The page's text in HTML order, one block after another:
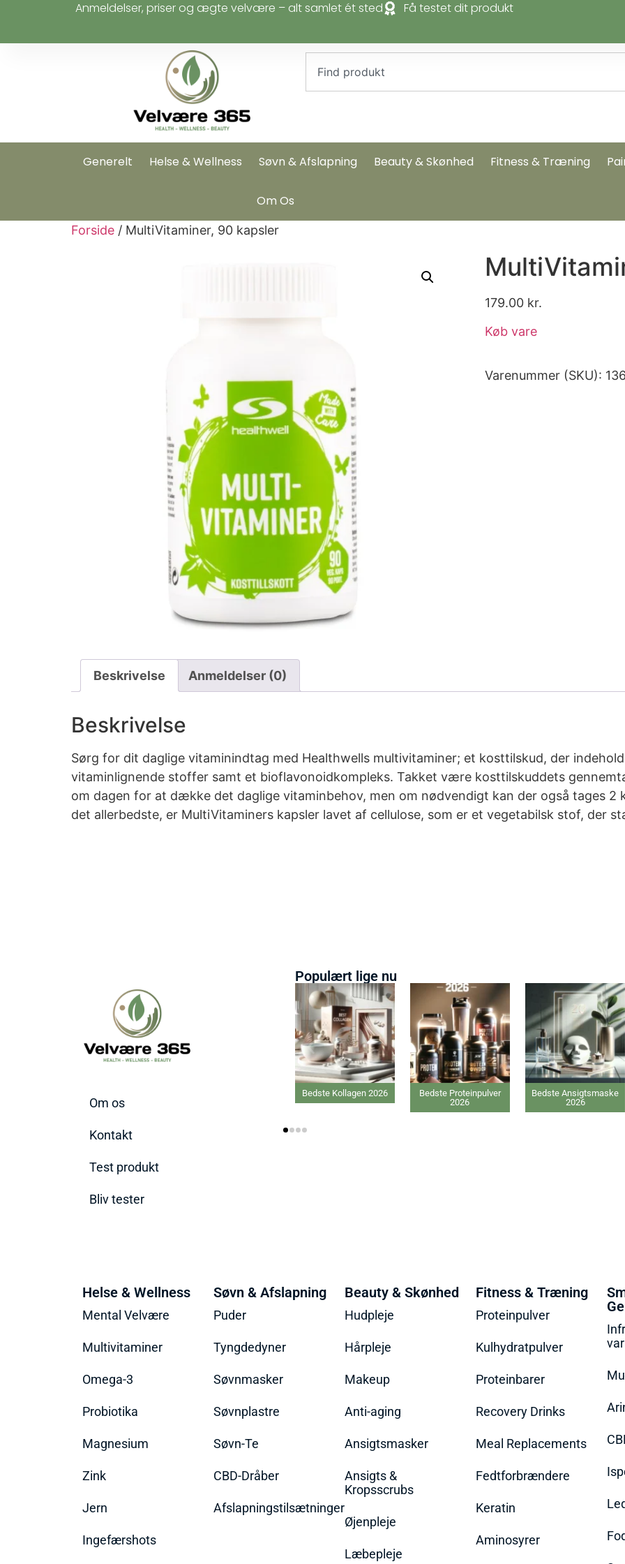
Anmeldelser, priser og ægte velvære – alt samlet ét sted Få testet dit produkt
Generelt Helse & Wellness Søvn & Afslapning Beauty & Skønhed Fitness & Træning
Om Os
Forside / MultiVitaminer, 90 kapsler
179.00 kr.
Køb vare
Varenummer (SKU):
Beskrivelse Anmeldelser (0)
Beskrivelse
Sørg for dit daglige vitaminindtag med Healthwells multivitaminer; et kosttilskud, der
vitaminlignende stoffer samt et bioflavonoidkompleks. Takket være kosttilskuddets
om dagen for at dække det daglige vitaminbehov, men om nødvendigt kan der også tages 2
det allerbedste, er MultiVitaminers kapsler lavet af cellulose, som er et vegetabilsk stof, der
Om os
Kontakt
Test produkt
Bliv tester
Populært lige nu
Bedste Kollagen 2026
Bedste Proteinpulver
2026
Bedste Ansigtsmaske
Helse & Wellness
Mental Velvære
Multivitaminer
Omega-3
Probiotika
Magnesium
Zink
Jern
Ingefærshots
Søvn & Afslapning
Puder
Tyngdedyner
Søvnmasker
Søvnplastre
Søvn-Te
CBD-Dråber
Afslapningstilsætninger
Beauty & Skønhed
Hudpleje
Hårpleje
Makeup
Anti-aging
Ansigtsmasker
Ansigts &
Kropsscrubs
Øjenpleje
Læbepleje
Fitness & Træning
Proteinpulver
Kulhydratpulver
Proteinbarer
Recovery Drinks
Meal Replacements
Fedtforbrændere
Keratin
Aminosyrer